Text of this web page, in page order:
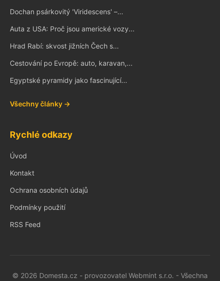
Dochan psárkovitý 'Viridescens' –...
Auta z USA: Proč jsou americké vozy...
Hrad Rabí: skvost jižních Čech s...
Cestování po Evropě: auto, karavan,...
Egyptské pyramidy jako fascinující...
Všechny články →
Rychlé odkazy
Úvod
Kontakt
Ochrana osobních údajů
Podmínky použití
RSS Feed
© 2026 Domesta.cz - provozovatel Webmint s.r.o. - Všechna